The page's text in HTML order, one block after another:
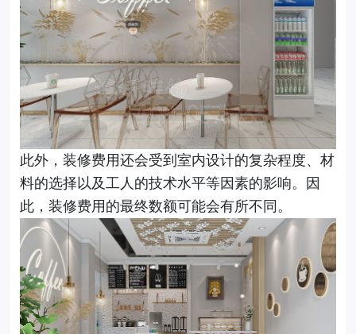
此外，装修费用还会受到室内设计的复杂程度、材
料的选择以及工人的技术水平等因素的影响。因
此，装修费用的最终数额可能会有所不同。